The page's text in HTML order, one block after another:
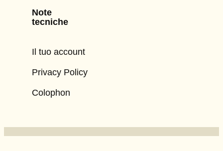
Note
tecniche
Il tuo account
Privacy Policy
Colophon